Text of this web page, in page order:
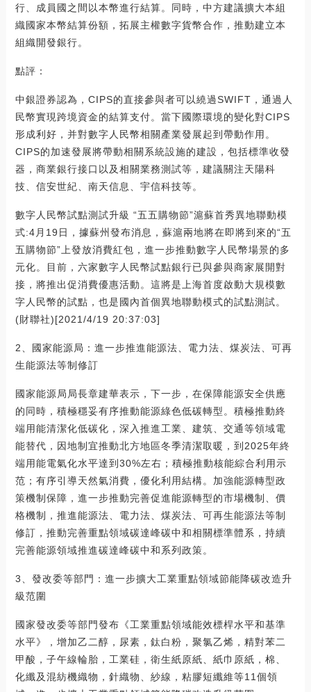
行、成員國之間以本幣進行結算。同時，中方建議擴大本組
織國家本幣結算份額，拓展主權數字貨幣合作，推動建立本
組織開發銀行。
點評：
中銀證券認為，CIPS的直接參與者可以繞過SWIFT，通過人
民幣實現跨境資金的結算支付。當下國際環境的變化對CIPS
形成利好，并對數字人民幣相關產業發展起到帶動作用。
CIPS的加速發展將帶動相關系統設施的建設，包括標準收發
器，商業銀行接口以及相關業務測試等，建議關注天陽科
技、信安世紀、南天信息、宇信科技等。
數字人民幣試點測試升級 “五五購物節”滬蘇首秀異地聯動模
式:4月19日，據蘇州發布消息，蘇滬兩地將在即將到來的“五
五購物節”上發放消費紅包，進一步推動數字人民幣場景的多
元化。目前，六家數字人民幣試點銀行已與參與商家展開對
接，將推出促消費優惠活動。這將是上海首度啟動大規模數
字人民幣的試點，也是國內首個異地聯動模式的試點測試。
(財聯社)[2021/4/19 20:37:03]
2、國家能源局：進一步推進能源法、電力法、煤炭法、可再
生能源法等制修訂
國家能源局局長章建華表示，下一步，在保障能源安全供應
的同時，積極穩妥有序推動能源綠色低碳轉型。積極推動終
端用能清潔化低碳化，深入推進工業、建筑、交通等領域電
能替代，因地制宜推動北方地區冬季清潔取暖，到2025年終
端用能電氣化水平達到30%左右；積極推動核能綜合利用示
范；有序引導天然氣消費，優化利用結構。加強能源轉型政
策機制保障，進一步推動完善促進能源轉型的市場機制、價
格機制，推進能源法、電力法、煤炭法、可再生能源法等制
修訂，推動完善重點領域碳達峰碳中和相關標準體系，持續
完善能源領域推進碳達峰碳中和系列政策。
3、發改委等部門：進一步擴大工業重點領域節能降碳改造升
級范圍
國家發改委等部門發布《工業重點領域能效標桿水平和基準
水平》，增加乙二醇，尿素，鈦白粉，聚氯乙烯，精對苯二
甲酸，子午線輪胎，工業硅，衛生紙原紙、紙巾原紙，棉、
化纖及混紡機織物，針織物、紗線，粘膠短纖維等11個領